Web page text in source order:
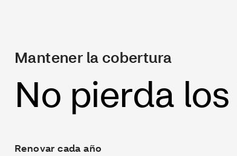
Mantener la cobertura
No pierda
Renovar cada año